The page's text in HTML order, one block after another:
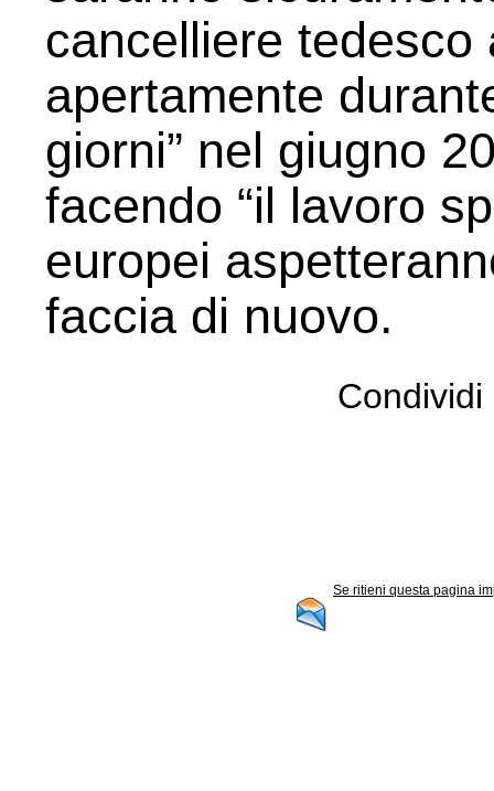
cancelliere tedesco
apertamente
giorni” nel giugno
facendo “il lavoro
europei
faccia di nuovo.
Se ritieni questa pagina